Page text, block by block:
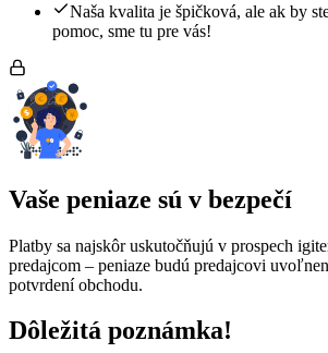
Naša kvalita je špičková, ale ak by
pomoc, sme tu pre vás!
Vaše peniaze sú v bezpečí
Platby sa najskôr uskutočňujú v prospech
predajcom – peniaze budú predajcovi
potvrdení obchodu.
Dôležitá poznámka!